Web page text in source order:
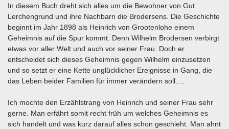
In diesem Buch dreht sich alles um die Bewohner von Gut
Lerchengrund und ihre Nachbarn die Brodersens. Die Geschichte
beginnt im Jahr 1898 als Heinrich von Grootenlohe einem
Geheimnis auf die Spur kommt. Denn Wilhelm Brodersen verbirgt
etwas vor aller Welt und auch vor seiner Frau. Doch er
entscheidet sich dieses Geheimnis gegen Wilhelm einzusetzen
und so setzt er eine Kette unglücklicher Ereignisse in Gang, die
das Leben beider Familien für immer verändern soll….
Ich mochte den Erzählstrang von Heinrich und seiner Frau sehr
gerne. Man erfährt somit recht früh um welches Geheimnis es
sich handelt und was kurz darauf alles schon geschieht. Man ahnt